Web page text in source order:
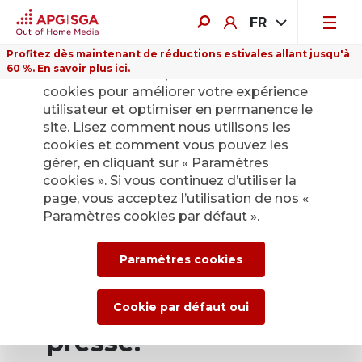
FR
Profitez dès maintenant de réductions estivales allant jusqu'à
60 %. En savoir plus ici.
Retour
Service de presse
d’APG|SGA pour les
actualités et les
communiqués de
presse.
Sur ce site Internet, nous utilisons des
cookies pour améliorer votre expérience
utilisateur et optimiser en permanence le
site. Lisez comment nous utilisons les
cookies et comment vous pouvez les
gérer, en cliquant sur « Paramètres
cookies ». Si vous continuez d’utiliser la
page, vous acceptez l’utilisation de nos «
Paramètres cookies par défaut ».
Paramètres cookies
Cookie par défaut oui